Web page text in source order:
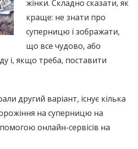
жінки. Складно сказати, як
краще: не знати про
суперницю і зображати,
що все чудово, або
і, якщо треба, поставити
другий варіант, існує кілька
на суперницю на
онлайн-сервісів на